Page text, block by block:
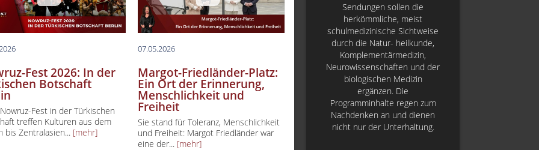
Fest 2026: In der
Botschaft
Fest in der Türkischen
treffen Kulturen aus dem
bis Zentralasien... [mehr]
07.05.2026
Margot-Friedländer-Platz:
Ein Ort der Erinnerung,
Menschlichkeit und
Freiheit
Sie stand für Toleranz, Menschlichkeit
und Freiheit: Margot Friedländer war
eine der... [mehr]
Sendungen sollen die
herkömmliche, meist
schulmedizinische Sichtweise
durch die Natur- heilkunde,
Komplementärmedizin,
Neurowissenschaften und der
biologischen Medizin
ergänzen. Die
Programminhalte regen zum
Nachdenken an und dienen
nicht nur der Unterhaltung.